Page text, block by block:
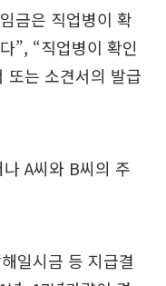
금은 직업병이 확
”, “직업병이 확인
또는 소견서의 발급
A씨와 B씨의 주
일시금 등 지급결